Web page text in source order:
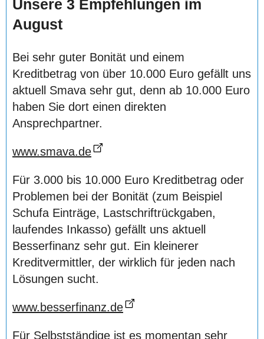
Unsere 3 Empfehlungen im
August
Bei sehr guter Bonität und einem
Kreditbetrag von über 10.000 Euro gefällt uns
aktuell Smava sehr gut, denn ab 10.000 Euro
haben Sie dort einen direkten
Ansprechpartner.
www.smava.de
Für 3.000 bis 10.000 Euro Kreditbetrag oder
Problemen bei der Bonität (zum Beispiel
Schufa Einträge, Lastschriftrückgaben,
laufendes Inkasso) gefällt uns aktuell
Besserfinanz sehr gut. Ein kleinerer
Kreditvermittler, der wirklich für jeden nach
Lösungen sucht.
www.besserfinanz.de
Für Selbstständige ist es momentan sehr